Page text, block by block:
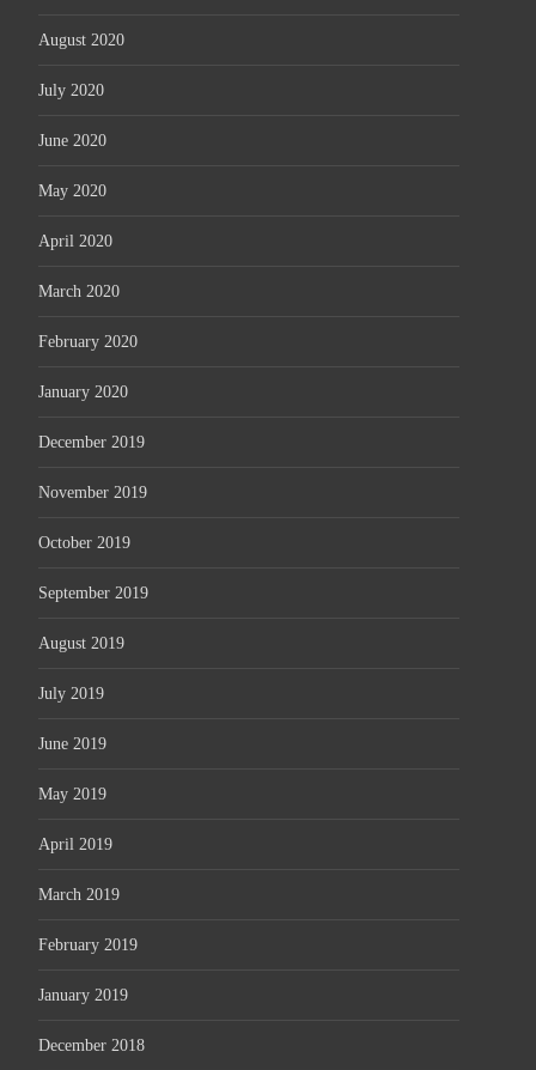
August 2020
July 2020
June 2020
May 2020
April 2020
March 2020
February 2020
January 2020
December 2019
November 2019
October 2019
September 2019
August 2019
July 2019
June 2019
May 2019
April 2019
March 2019
February 2019
January 2019
December 2018